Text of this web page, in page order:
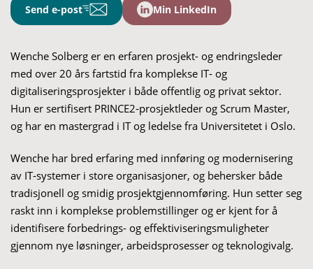
Send e-post Min LinkedIn
Wenche Solberg er en erfaren prosjekt- og endringsleder
med over 20 års fartstid fra komplekse IT‑ og
digitaliseringsprosjekter i både offentlig og privat sektor.
Hun er sertifisert PRINCE2‑prosjektleder og Scrum Master,
og har en mastergrad i IT og ledelse fra Universitetet i Oslo.
Wenche har bred erfaring med innføring og modernisering
av IT‑systemer i store organisasjoner, og behersker både
tradisjonell og smidig prosjektgjennomføring. Hun setter seg
raskt inn i komplekse problemstillinger og er kjent for å
identifisere forbedrings- og effektiviseringsmuligheter
gjennom nye løsninger, arbeidsprosesser og teknologivalg.